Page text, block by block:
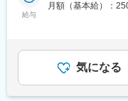
■スキルアップ支援
広いトピックスを用
・スキルUPが給与
て給与UPが行われ
・専門教育機関で技
・車載系ソフトウェ
・AUTOSAR
・AUTOSARを採
給与
月額（基本給）：
給は年1回（1月）
部業績に連動した
33歳・課長代理730
スタントプロジェ
気になる